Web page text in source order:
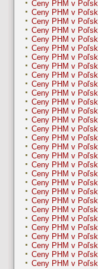
Ceny PHM v
Ceny PHM v
Ceny PHM v
Ceny PHM v
Ceny PHM v
Ceny PHM v
Ceny PHM v
Ceny PHM v
Ceny PHM v
Ceny PHM v
Ceny PHM v
Ceny PHM v
Ceny PHM v
Ceny PHM v
Ceny PHM v
Ceny PHM v
Ceny PHM v
Ceny PHM v
Ceny PHM v
Ceny PHM v
Ceny PHM v
Ceny PHM v
Ceny PHM v
Ceny PHM v
Ceny PHM v
Ceny PHM v
Ceny PHM v
Ceny PHM v
Ceny PHM v
Ceny PHM v